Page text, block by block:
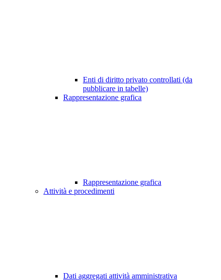
Enti di diritto privato controllati (da
pubblicare in tabelle)
Rappresentazione grafica
Rappresentazione grafica
Attività e procedimenti
Dati aggregati attività amministrativa